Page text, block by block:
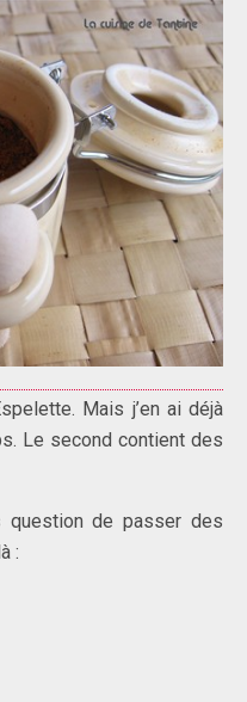
Mais j’en ai déjà
Le second contient des
question de passer des
: